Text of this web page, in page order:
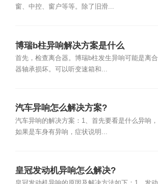
窗、中控、窗户等等。除了旧滑...
博瑞b柱异响解决方案是什么
首先，检查离合器。博瑞b柱发生异响可能是离合
器轴承损坏。可以听变速箱和...
汽车异响怎么解决方案?
汽车异响的解决方案：1、首先要看是什么异响，
如果是车身有异响，症状说明...
皇冠发动机异响怎么解决?